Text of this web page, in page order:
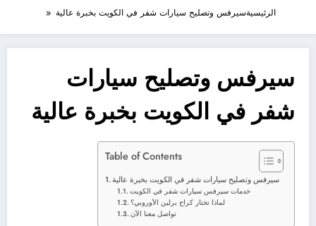
الرئيسيةسيرفس وتصليح سيارات شفر في الكويت بخبرة عالية
سيرفس وتصليح سيارات
شفر في الكويت بخبرة عالية
Table of Contents
سيرفس وتصليح سيارات شفر في الكويت بخبرة عالية
خدمات سيرفس سيارات شفر في الكويت
لماذا تختار كراج برلين الأوروبي؟
تواصل معنا الآن